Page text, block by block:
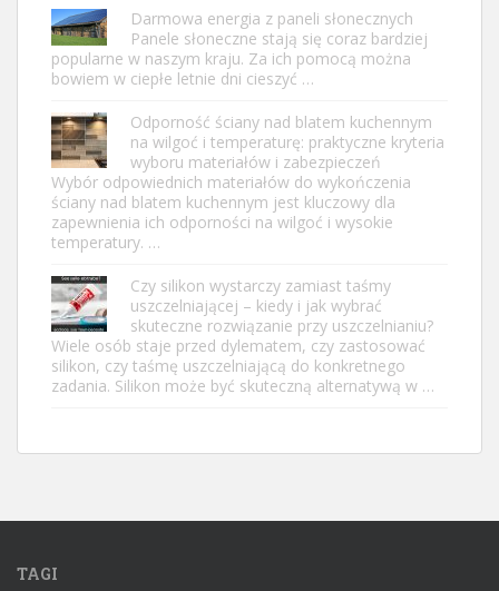
Darmowa energia z paneli słonecznych
Panele słoneczne stają się coraz bardziej
popularne w naszym kraju. Za ich pomocą można
bowiem w ciepłe letnie dni cieszyć …
Odporność ściany nad blatem kuchennym
na wilgoć i temperaturę: praktyczne kryteria
wyboru materiałów i zabezpieczeń
Wybór odpowiednich materiałów do wykończenia
ściany nad blatem kuchennym jest kluczowy dla
zapewnienia ich odporności na wilgoć i wysokie
temperatury. …
Czy silikon wystarczy zamiast taśmy
uszczelniającej – kiedy i jak wybrać
skuteczne rozwiązanie przy uszczelnianiu?
Wiele osób staje przed dylematem, czy zastosować
silikon, czy taśmę uszczelniającą do konkretnego
zadania. Silikon może być skuteczną alternatywą w …
TAGI